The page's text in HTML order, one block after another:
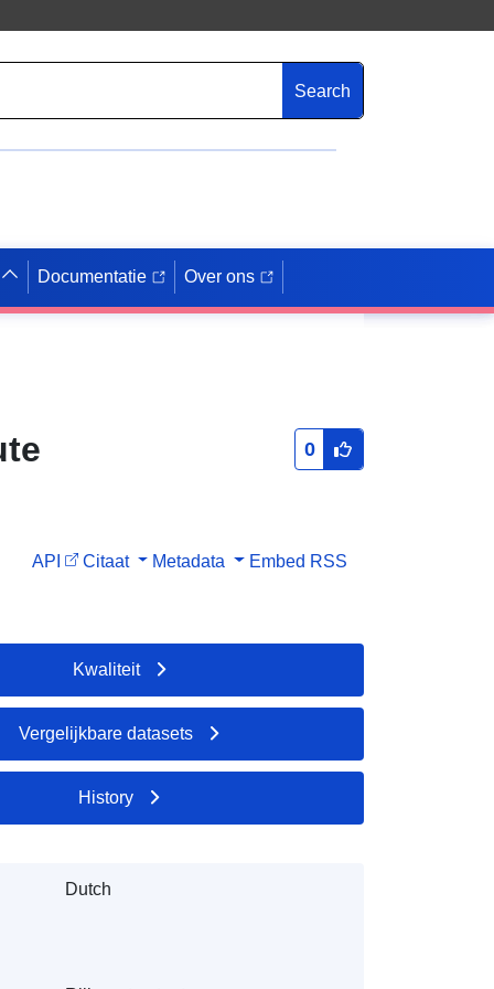
Search
Documentatie Over ons
0
API Citaat Metadata Embed RSS
Kwaliteit
Vergelijkbare datasets
History
Dutch